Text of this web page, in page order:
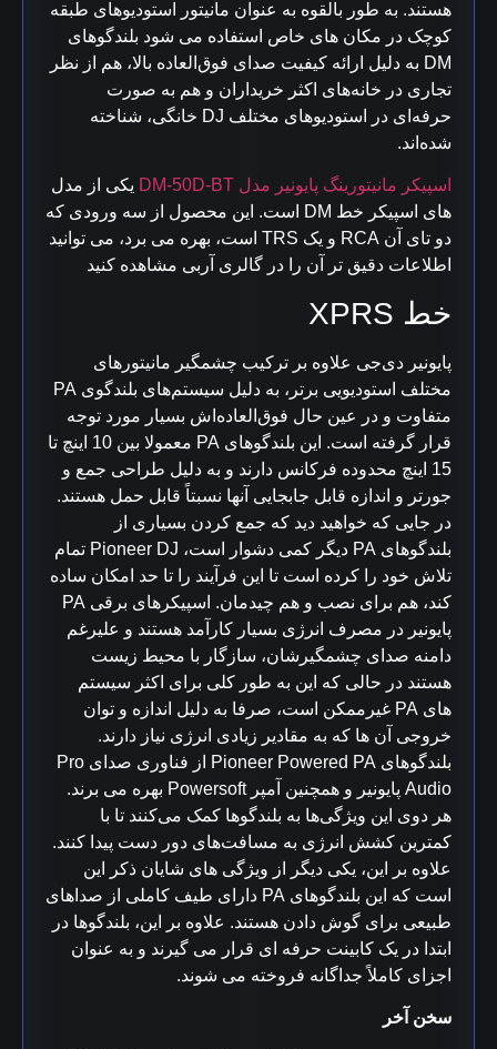
هستند. به طور بالقوه به عنوان مانیتور استودیوهای طبقه
کوچک در مکان های خاص استفاده می شود بلندگوهای
DM به دلیل ارائه کیفیت صدای فوق‌العاده بالا، هم از نظر
تجاری در خانه‌های اکثر خریداران و هم به صورت
حرفه‌ای در استودیوهای مختلف DJ خانگی، شناخته
شده‌اند.
اسپیکر مانیتورینگ پایونیر مدل DM-50D-BT
یکی از مدل
های اسپیکر خط DM است. این محصول از سه ورودی که
دو تای آن RCA و یک TRS است، بهره می برد، می توانید
اطلاعات دقیق تر آن را در گالری آربی مشاهده کنید
خط XPRS
پایونیر دی‌جی علاوه بر ترکیب چشمگیر مانیتورهای
مختلف استودیویی برتر، به دلیل سیستم‌های بلندگوی PA
متفاوت و در عین حال فوق‌العاده‌اش بسیار مورد توجه
قرار گرفته است.
این بلندگوهای PA معمولا بین 10 اینچ تا
15 اینچ محدوده فرکانس دارند و به دلیل طراحی جمع و
جورتر و اندازه قابل جابجایی آنها نسبتاً قابل حمل هستند.
در جایی که خواهید دید که جمع کردن بسیاری از
بلندگوهای PA دیگر کمی دشوار است، Pioneer DJ تمام
تلاش خود را کرده است تا این فرآیند را تا حد امکان ساده
کند، هم برای نصب و هم چیدمان.
اسپیکرهای برقی PA
پایونیر در مصرف انرژی بسیار کارآمد هستند و علیرغم
دامنه صدای چشمگیرشان، سازگار با محیط زیست
هستند در حالی که این به طور کلی برای اکثر سیستم
های PA غیرممکن است، صرفا به دلیل اندازه و توان
خروجی آن ها که به مقادیر زیادی انرژی نیاز دارند.
بلندگوهای Pioneer Powered PA از فناوری صدای Pro
Audio پایونیر و همچنین آمپر Powersoft بهره می برند.
هر دوی این ویژگی‌ها به بلندگوها کمک می‌کنند تا با
کمترین کشش انرژی به مسافت‌های دور دست پیدا کنند.
علاوه بر این، یکی دیگر از ویژگی های شایان ذکر این
است که این بلندگوهای PA دارای طیف کاملی از صداهای
طبیعی برای گوش دادن هستند. علاوه بر این، بلندگوها در
ابتدا در یک کابینت حرفه ای قرار می گیرند و به عنوان
اجزای کاملاً جداگانه فروخته می شوند.
سخن آخر